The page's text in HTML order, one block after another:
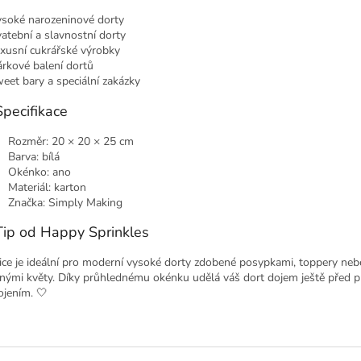
narozeninové dorty
a slavnostní dorty
cukrářské výrobky
balení dortů
bary a speciální zakázky
Rozměr: 20 × 20 × 25 cm
Barva: bílá
Okénko: ano
Materiál: karton
Značka: Simply Making
od Happy Sprinkles
je ideální pro moderní vysoké dorty zdobené posypkami, toppery
květy. Díky průhlednému okénku udělá váš dort dojem ještě před
🤍